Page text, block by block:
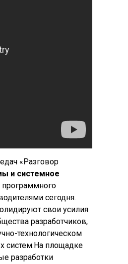
«Разговор
и системное
программного
сегодня.
свои усилия
разработчиков,
технологическом
систем.На площадке
разработки